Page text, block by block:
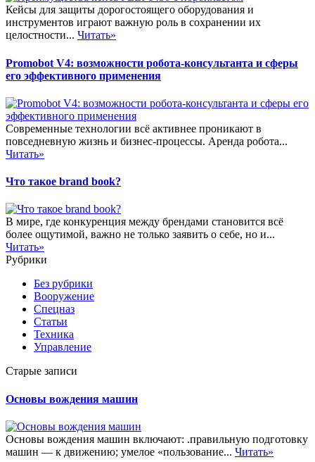
Кейсы для защиты дорогостоящего оборудования и
инструментов играют важную роль в сохранении их
целостности... Читать»
Promobot V4: возможности робота-консультанта и сферы
его эффективного применения
Современные технологии всё активнее проникают в
повседневную жизнь и бизнес-процессы. Аренда робота...
Читать»
Что такое brand book?
В мире, где конкуренция между брендами становится всё
более ощутимой, важно не только заявить о себе, но и...
Читать»
Рубрики
Без рубрики
Вооружение
Спецназ
Статьи
Техника
Управление
Старые записи
Основы вождения машин
Основы вождения машин включают: .правильную подготовку
машин — к движению; умелое «пользование... Читать»